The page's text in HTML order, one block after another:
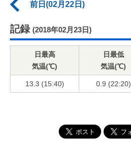
前日(02月22日)
記録 (2018年02月23日)
日最高
気温(℃)
日最低
気温(℃)
13.3 (15:40) 0.9 (22:20)